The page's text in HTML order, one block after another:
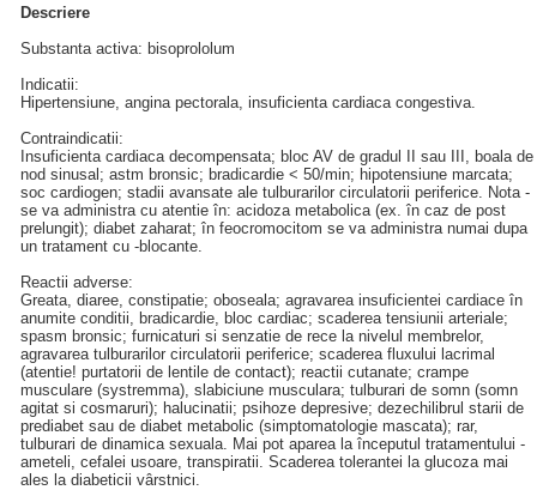
Descriere
Substanta activa: bisoprololum
Indicatii:
Hipertensiune, angina pectorala, insuficienta cardiaca congestiva.
Contraindicatii:
Insuficienta cardiaca decompensata; bloc AV de gradul II sau III, boala de
nod sinusal; astm bronsic; bradicardie < 50/min; hipotensiune marcata;
soc cardiogen; stadii avansate ale tulburarilor circulatorii periferice. Nota -
se va administra cu atentie în: acidoza metabolica (ex. în caz de post
prelungit); diabet zaharat; în feocromocitom se va administra numai dupa
un tratament cu -blocante.
Reactii adverse:
Greata, diaree, constipatie; oboseala; agravarea insuficientei cardiace în
anumite conditii, bradicardie, bloc cardiac; scaderea tensiunii arteriale;
spasm bronsic; furnicaturi si senzatie de rece la nivelul membrelor,
agravarea tulburarilor circulatorii periferice; scaderea fluxului lacrimal
(atentie! purtatorii de lentile de contact); reactii cutanate; crampe
musculare (systremma), slabiciune musculara; tulburari de somn (somn
agitat si cosmaruri); halucinatii; psihoze depresive; dezechilibrul starii de
prediabet sau de diabet metabolic (simptomatologie mascata); rar,
tulburari de dinamica sexuala. Mai pot aparea la începutul tratamentului -
ameteli, cefalei usoare, transpiratii. Scaderea tolerantei la glucoza mai
ales la diabeticii vârstnici.